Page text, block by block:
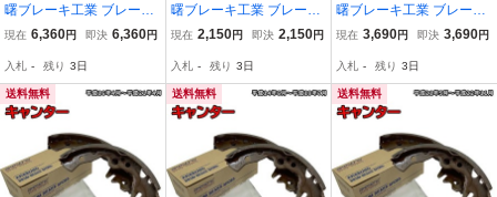
曙ブレーキ工業 ブレーキ
シュー リア側 トヨタ ダ
1H XZU630D 平成28年5
月～
現在 6,360円 即決 6,360円
入札 - 残り 3日
曙ブレーキ工業 ブレーキ
シュー リア側 スズキ ワ
MX91S 令和3年9月～
現在 2,150円 即決 2,150円
入札 - 残り 3日
曙ブレーキ工業 ブレーキ
シュー リア側 三菱 ミラ
平成26年12月～
現在 3,690円 即決 3,690円
入札 - 残り 3日
送料無料 送料無料 送料無料